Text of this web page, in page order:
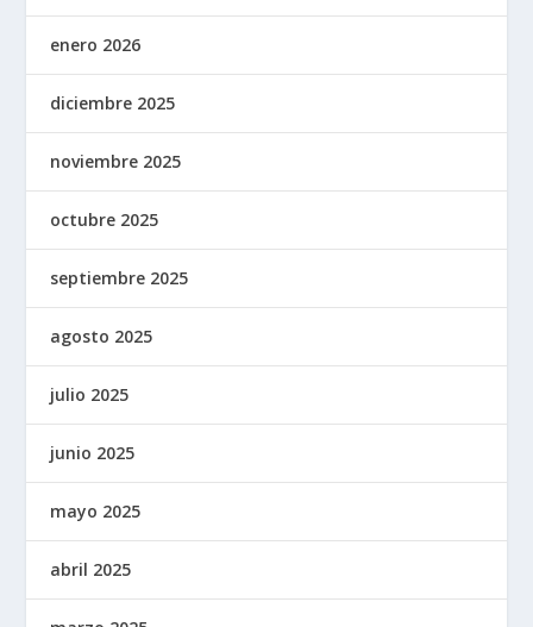
enero 2026
diciembre 2025
noviembre 2025
octubre 2025
septiembre 2025
agosto 2025
julio 2025
junio 2025
mayo 2025
abril 2025